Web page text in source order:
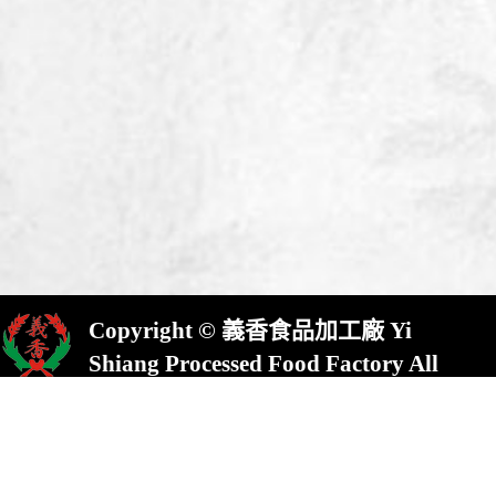
Copyright © 義香食品加工廠 Yi
Shiang Processed Food Factory All